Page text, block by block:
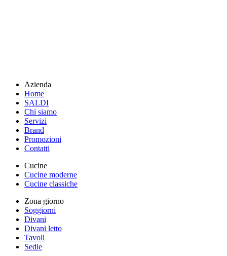
Azienda
Home
SALDI
Chi siamo
Servizi
Brand
Promozioni
Contatti
Cucine
Cucine moderne
Cucine classiche
Zona giorno
Soggiorni
Divani
Divani letto
Tavoli
Sedie